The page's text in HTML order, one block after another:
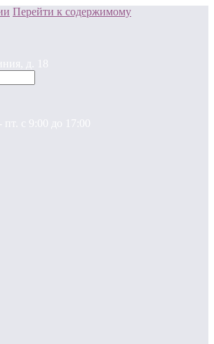
Перейти к содержимому
д. 18
c 9:00 до 17:00